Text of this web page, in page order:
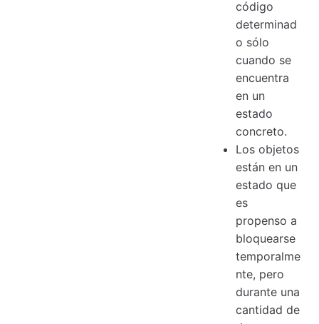
código
determinad
o sólo
cuando se
encuentra
en un
estado
concreto.
Los objetos
están en un
estado que
es
propenso a
bloquearse
temporalme
nte, pero
durante una
cantidad de